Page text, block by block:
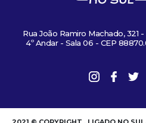
Rua João Ramiro Machado, 321
4º Andar - Sala 06 - CEP